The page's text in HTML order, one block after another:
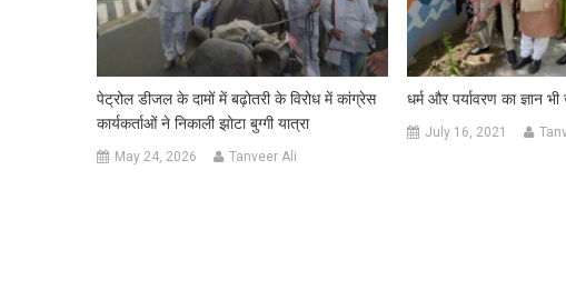
पेट्रोल डीजल के दामों में बढ़ोतरी के विरोध में कांग्रेस
कार्यकर्ताओं ने निकाली झोटा बुग्गी यात्रा
May 24, 2026 Tanveer Ali
धर्म और पर्यावरण का ज्ञान
July 16, 2021